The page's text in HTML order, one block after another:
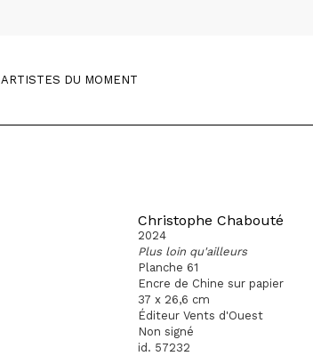
ARTISTES DU MOMENT
Christophe Chabouté
2024
Plus loin qu'ailleurs
Planche 61
Encre de Chine sur papier
37 x 26,6 cm
Éditeur Vents d'Ouest
Non signé
id. 57232